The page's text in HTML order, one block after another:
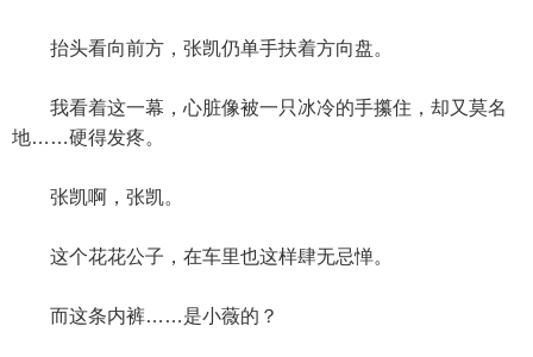
抬头看向前方，张凯仍单手扶着方向盘。
我看着这一幕，心脏像被一只冰冷的手攥住，却又莫名
地……硬得发疼。
张凯啊，张凯。
这个花花公子，在车里也这样肆无忌惮。
而这条内裤……是小薇的？